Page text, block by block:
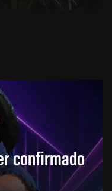
confirmado